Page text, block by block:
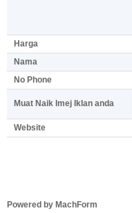
Harga
Nama
No Phone
Muat Naik Imej Iklan anda
Website
Powered by MachForm